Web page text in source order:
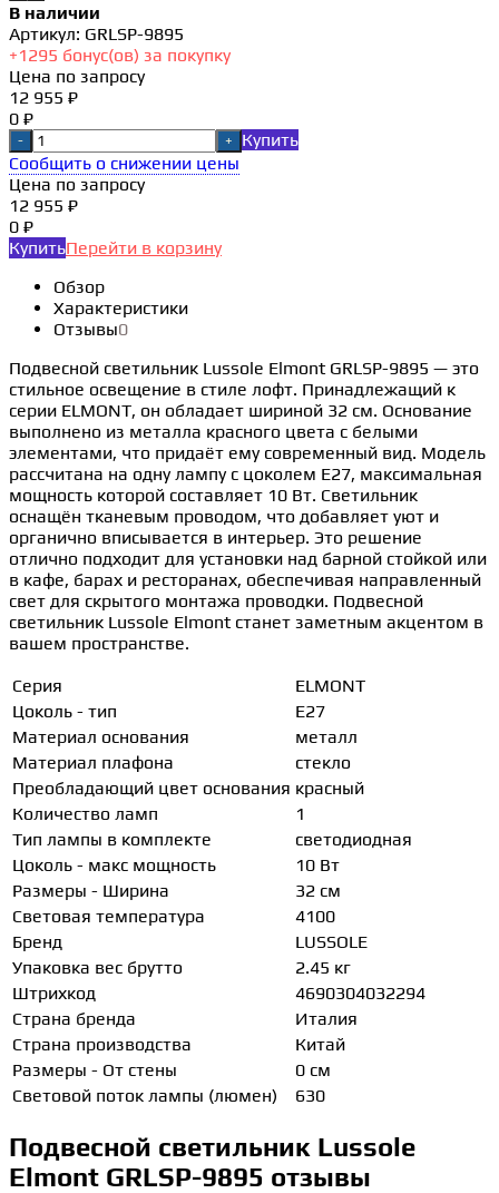
В наличии
Артикул: GRLSP-9895
+1295 бонус(ов) за покупку
Цена по запросу
12 955 ₽
0 ₽
- +
Купить
Сообщить о снижении цены
Цена по запросу
12 955 ₽
0 ₽
КупитьПерейти в корзину
Обзор
Характеристики
Отзывы0
Подвесной светильник Lussole Elmont GRLSP-9895 — это
стильное освещение в стиле лофт. Принадлежащий к
серии ELMONT, он обладает шириной 32 см. Основание
выполнено из металла красного цвета с белыми
элементами, что придаёт ему современный вид. Модель
рассчитана на одну лампу с цоколем E27, максимальная
мощность которой составляет 10 Вт. Светильник
оснащён тканевым проводом, что добавляет уют и
органично вписывается в интерьер. Это решение
отлично подходит для установки над барной стойкой или
в кафе, барах и ресторанах, обеспечивая направленный
свет для скрытого монтажа проводки. Подвесной
светильник Lussole Elmont станет заметным акцентом в
вашем пространстве.
Серия
ELMONT
Цоколь - тип
E27
Материал основания
металл
Материал плафона
стекло
Преобладающий цвет основания красный
Количество ламп
1
Тип лампы в комплекте
светодиодная
Цоколь - макс мощность
10 Вт
Размеры - Ширина
32 см
Световая температура
4100
Бренд
LUSSOLE
Упаковка вес брутто
2.45 кг
Штрихкод
4690304032294
Страна бренда
Италия
Страна производства
Китай
Размеры - От стены
0 см
Световой поток лампы (люмен)
630
Подвесной светильник Lussole
Elmont GRLSP-9895 отзывы